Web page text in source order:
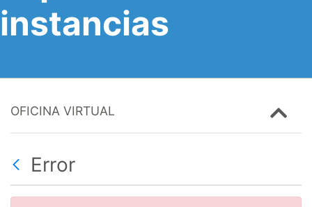
instancias
OFICINA VIRTUAL
Error